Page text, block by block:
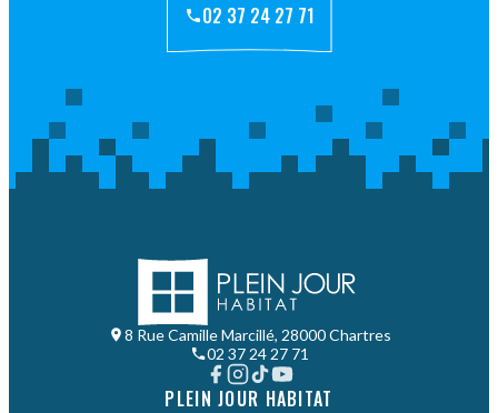
02 37 24 27 71
8 Rue Camille Marcillé, 28000 Chartres
02 37 24 27 71
PLEIN JOUR HABITAT